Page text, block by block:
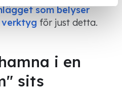
som belyser
för just detta.
i en
sits